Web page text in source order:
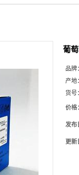
葡
品牌
产地
货号
价格
发布
更新